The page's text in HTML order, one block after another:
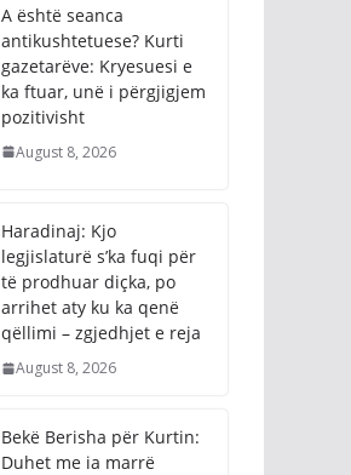
A është seanca
antikushtetuese? Kurti
gazetarëve: Kryesuesi e
ka ftuar, unë i përgjigjem
pozitivisht
August 8, 2026
Haradinaj: Kjo
legjislaturë s’ka fuqi për
të prodhuar diçka, po
arrihet aty ku ka qenë
qëllimi – zgjedhjet e reja
August 8, 2026
Bekë Berisha për Kurtin:
Duhet me ia marrë